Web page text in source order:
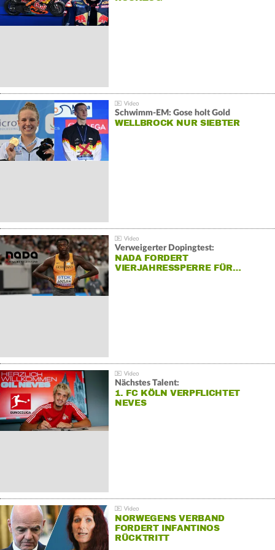
Schwimm-EM: Gose holt Gold
WELLBROCK NUR SIEBTER
Verweigerter Dopingtest:
NADA FORDERT
VIERJAHRESSPERRE FÜR…
Nächstes Talent:
1. FC KÖLN VERPFLICHTET
NEVES
NORWEGENS VERBAND
FORDERT INFANTINOS
RÜCKTRITT